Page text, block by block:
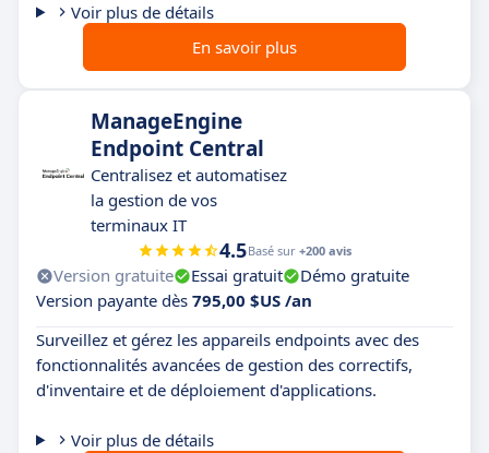
Voir plus de détails
En savoir plus
ManageEngine
Endpoint Central
Centralisez et automatisez
la gestion de vos
terminaux IT
4.5Basé sur +200 avis
Version gratuite Essai gratuit
Démo gratuite
Version payante dès 795,00 $US /an
Surveillez et gérez les appareils endpoints avec des
fonctionnalités avancées de gestion des correctifs,
d'inventaire et de déploiement d'applications.
Voir plus de détails